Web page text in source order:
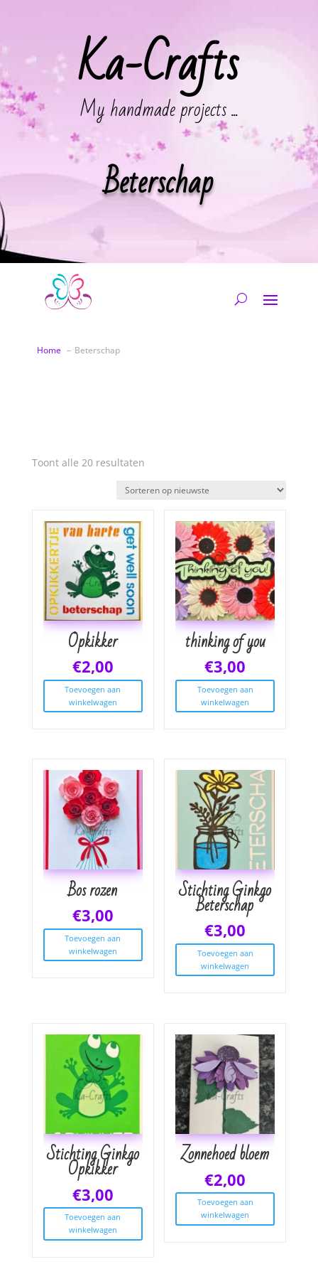
Ka-Crafts
My handmade projects ...
Beterschap
Home Beterschap
Toont alle 20 resultatenGesorteerd
nieuwste
Opkikker
€2,00
Toevoegen aan
winkelwagen
thinking of you
€3,00
Toevoegen aan
winkelwagen
Bos rozen
€3,00
Toevoegen aan
winkelwagen
Stichting Ginkgo
Beterschap
€3,00
Toevoegen aan
winkelwagen
Stichting Ginkgo
Opkikker
€3,00
Toevoegen aan
winkelwagen
Zonnehoed bloem
€2,00
Toevoegen aan
winkelwagen